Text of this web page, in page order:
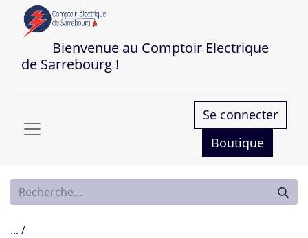
Bienvenue au Comptoir Electrique
de Sarrebourg !
Se connecter
Boutique
... /